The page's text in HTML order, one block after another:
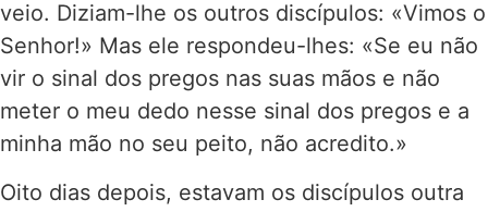
veio. Diziam-lhe os outros discípulos: «Vimos o
Senhor!» Mas ele respondeu-lhes: «Se eu não
vir o sinal dos pregos nas suas mãos e não
meter o meu dedo nesse sinal dos pregos e a
minha mão no seu peito, não acredito.»
Oito dias depois, estavam os discípulos outra